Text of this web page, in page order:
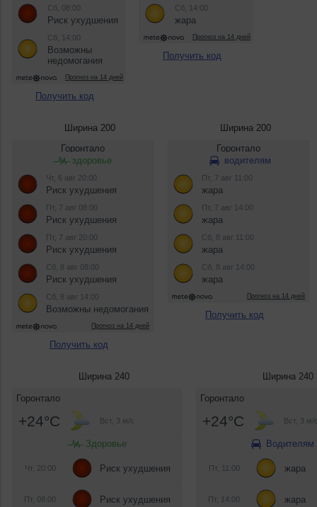
Получить код
Получить код
Ширина 200
Получить код
Ширина 200
Получить код
Ширина 240 Ширина 240